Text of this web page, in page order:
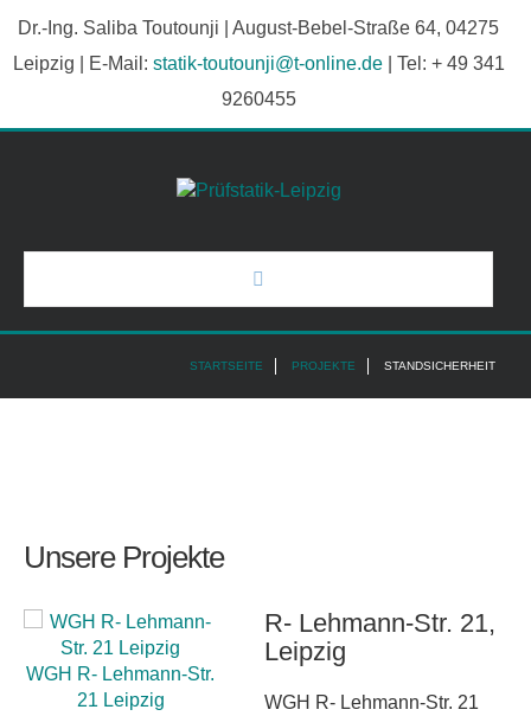
Dr.-Ing. Saliba Toutounji | August-Bebel-Straße 64, 04275
Leipzig | E-Mail: statik-toutounji@t-online.de| Tel: + 49 341
9260455
Kontakt
STARTSEITE PROJEKTE STANDSICHERHEIT
Unsere Projekte
WGH R- Lehmann-Str.
21 Leipzig
R- Lehmann-Str. 21,
Leipzig
WGH R- Lehmann-Str. 21